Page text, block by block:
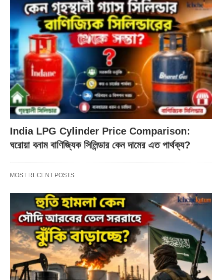
India LPG Cylinder Price Comparison:
ঘরোয়া বনাম বাণিজ্যিক সিলিন্ডার কেন দামের এত পার্থক্য?
MOST RECENT POSTS